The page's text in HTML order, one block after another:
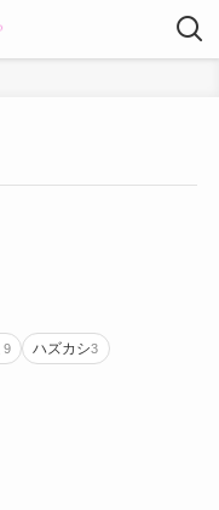
9 ハズカシ3